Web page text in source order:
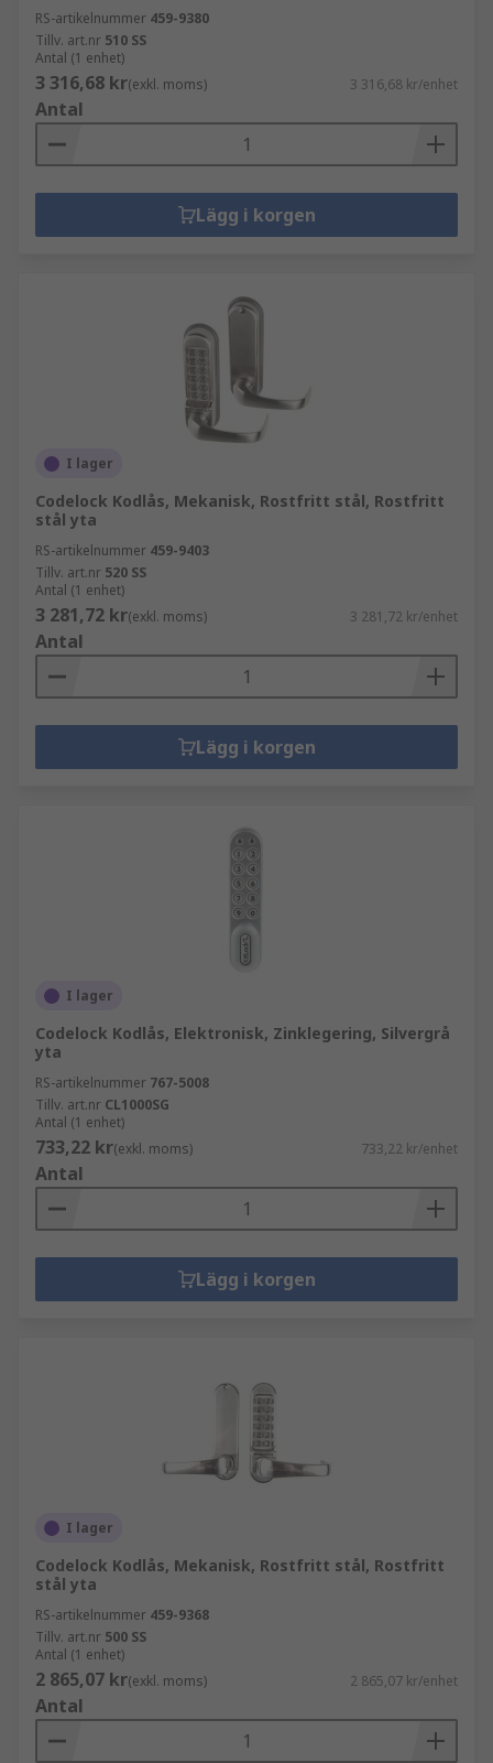
RS-artikelnummer 459-9380
Tillv. art.nr 510 SS
Antal (1 enhet)
3 316,68 kr(exkl. moms) 3 316,68 kr/enhet
Antal
Lägg i korgen
I lager
Codelock Kodlås, Mekanisk, Rostfritt stål, Rostfritt
stål yta
RS-artikelnummer 459-9403
Tillv. art.nr 520 SS
Antal (1 enhet)
3 281,72 kr(exkl. moms) 3 281,72 kr/enhet
Antal
Lägg i korgen
I lager
Codelock Kodlås, Elektronisk, Zinklegering, Silvergrå
yta
RS-artikelnummer 767-5008
Tillv. art.nr CL1000SG
Antal (1 enhet)
733,22 kr(exkl. moms) 733,22 kr/enhet
Antal
Lägg i korgen
I lager
Codelock Kodlås, Mekanisk, Rostfritt stål, Rostfritt
stål yta
RS-artikelnummer 459-9368
Tillv. art.nr 500 SS
Antal (1 enhet)
2 865,07 kr(exkl. moms) 2 865,07 kr/enhet
Antal